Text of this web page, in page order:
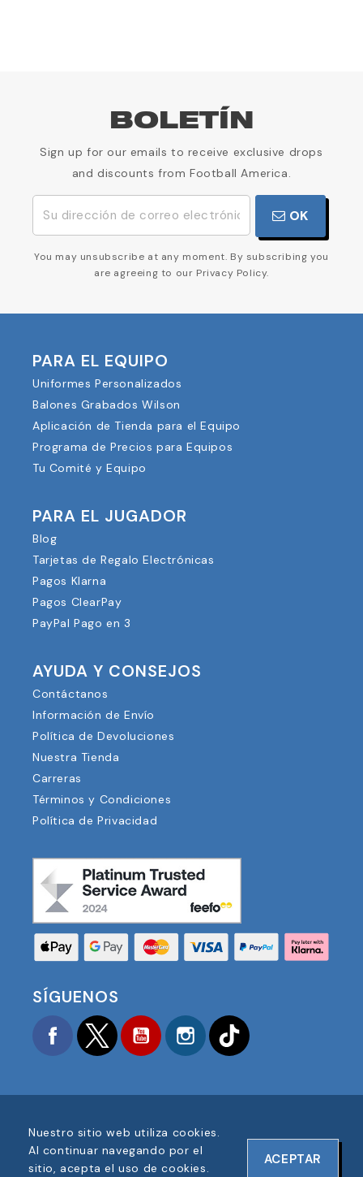
BOLETÍN
Sign up for our emails to receive exclusive drops
and discounts from Football America.
OK
You may unsubscribe at any moment. By subscribing you
are agreeing to our Privacy Policy.
PARA EL EQUIPO
Uniformes Personalizados
Balones Grabados Wilson
Aplicación de Tienda para el Equipo
Programa de Precios para Equipos
Tu Comité y Equipo
PARA EL JUGADOR
Blog
Tarjetas de Regalo Electrónicas
Pagos Klarna
Pagos ClearPay
PayPal Pago en 3
AYUDA Y CONSEJOS
Contáctanos
Información de Envío
Política de Devoluciones
Nuestra Tienda
Carreras
Términos y Condiciones
Política de Privacidad
SÍGUENOS
FacebookTwitter YouTubeInstagram
COPYRIGHT © 2025 FOOTBALL AMERICA UK TODOS
LOS DERECHOS RESERVADOS
Nuestro sitio web utiliza cookies.
Al continuar navegando por el
sitio, acepta el uso de cookies.
ACEPTAR